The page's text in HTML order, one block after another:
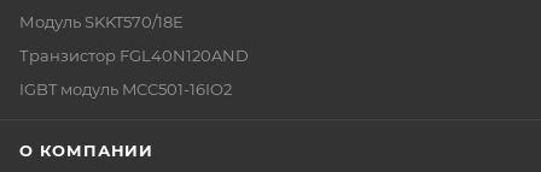
Модуль SKKT570/18E
Транзистор FGL40N120AND
IGBT модуль MCC501-16IO2
О КОМПАНИИ